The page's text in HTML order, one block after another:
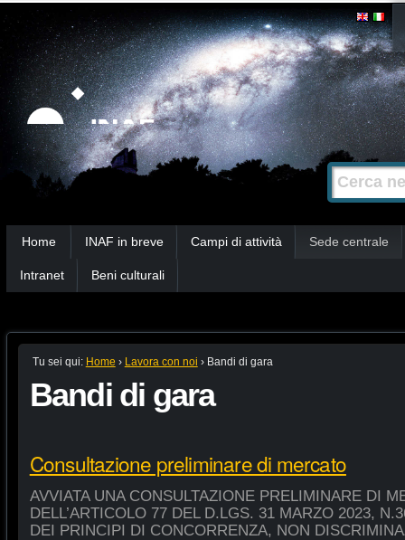
Strumenti
personali
Salta
contenuti.
|
Salta
alla
navigazione
Cerca nel
Ricerca
avanzata…
Home INAF in breve Campi di attività Sede centrale
Intranet Beni culturali
Tu sei qui: Home › Lavora con noi › Bandi di gara
Bandi di gara
Consultazione preliminare di mercato
AVVIATA UNA CONSULTAZIONE PRELIMINARE DI
DELL’ARTICOLO 77 DEL D.LGS. 31 MARZO 2023,
DEI PRINCIPI DI CONCORRENZA, NON